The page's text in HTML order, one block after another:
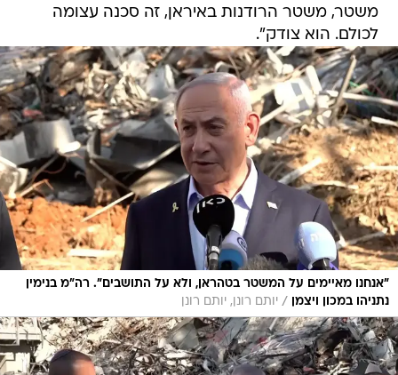
משטר, משטר הרודנות באיראן, זה סכנה עצומה
לכולם. הוא צודק".
"אנחנו מאיימים על המשטר בטהראן, ולא על התושבים". רה"מ בנימין
נתניהו במכון ויצמן
/ יותם רונן, יותם רונן